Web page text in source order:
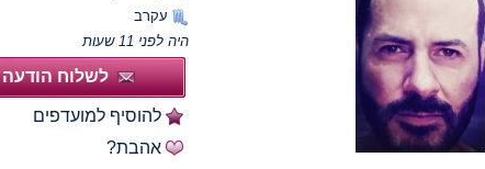
עקרב
היה לפני 11 שעות
לשלוח הודעה
להוסיף למועדפים
אהבת?